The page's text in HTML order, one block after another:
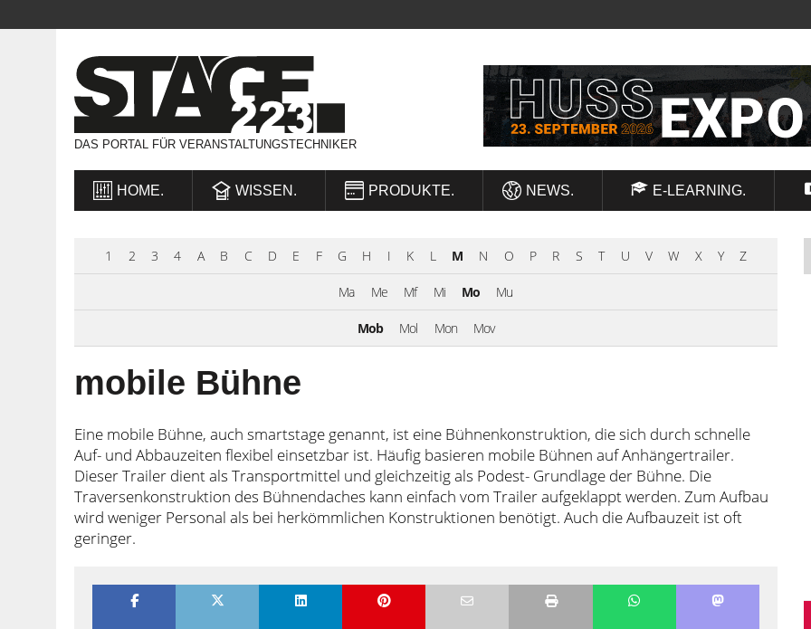
DAS PORTAL FÜR VERANSTALTUNGSTECHNIKER
HOME. WISSEN. PRODUKTE. NEWS. E-LEARNING.
1 2 3 4 A B C D E F G H I K L M N O P R S T U V W X Y Z
Ma Me Mf Mi Mo Mu
Mob Mol Mon Mov
mobile Bühne
Eine mobile Bühne, auch smartstage genannt, ist eine Bühnenkonstruktion, die sich durch schnelle
Auf- und Abbauzeiten flexibel einsetzbar ist. Häufig basieren mobile Bühnen auf Anhängertrailer.
Dieser Trailer dient als Transportmittel und gleichzeitig als Podest- Grundlage der Bühne. Die
Traversenkonstruktion des Bühnendaches kann einfach vom Trailer aufgeklappt werden. Zum Aufbau
wird weniger Personal als bei herkömmlichen Konstruktionen benötigt. Auch die Aufbauzeit ist oft
geringer.